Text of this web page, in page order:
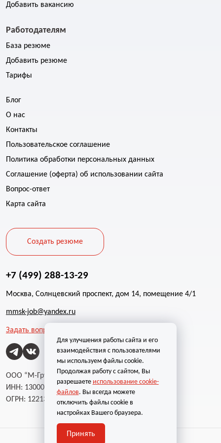
Добавить вакансию
Работодателям
База резюме
Добавить резюме
Тарифы
Блог
О нас
Контакты
Пользовательское соглашение
Политика обработки персональных данных
Соглашение (оферта) об использовании сайта
Вопрос-ответ
Карта сайта
Создать резюме
+7 (499) 288-13-29
Москва, Солнцевский проспект, дом 14, помещение 4/1
mmsk-job@yandex.ru
Задать вопрос
ООО “М-Групп”
ИНН: 1300002787
ОГРН: 1221300004232
Для улучшения работы сайта и его
взаимодействия с пользователями
мы используем файлы cookie.
Продолжая работу с сайтом, Вы
разрешаете использование cookie-
файлов. Вы всегда можете
отключить файлы cookie в
настройках Вашего браузера.
Принять